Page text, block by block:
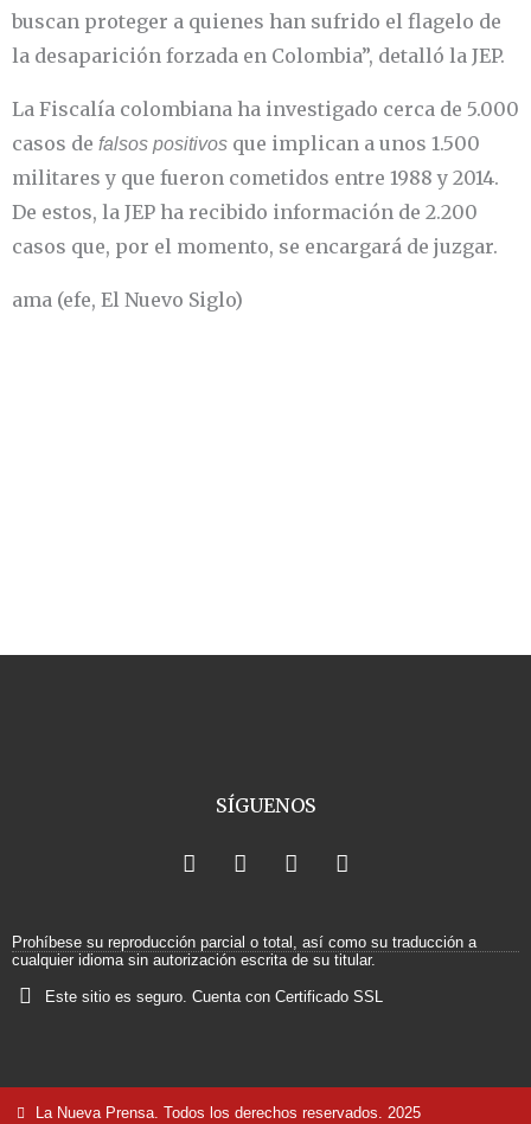
buscan proteger a quienes han sufrido el flagelo de
la desaparición forzada en Colombia”, detalló la JEP.
La Fiscalía colombiana ha investigado cerca de 5.000
casos de falsos positivos que implican a unos 1.500
militares y que fueron cometidos entre 1988 y 2014.
De estos, la JEP ha recibido información de 2.200
casos que, por el momento, se encargará de juzgar.
ama (efe, El Nuevo Siglo)
SÍGUENOS
F
a
b
o
o
k
X
-
i
t
e
I
n
a
g
a
Y
o
u
b
Prohíbese su reproducción parcial o total, así como su traducción a
cualquier idioma sin autorización escrita de su titular.
Este sitio es seguro. Cuenta con Certificado SSL
La Nueva Prensa. Todos los derechos reservados. 2025